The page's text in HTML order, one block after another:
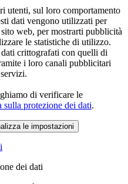
utenti, sul loro comportamento
dati vengono utilizzati per
web, per mostrarti pubblicità
le statistiche di utilizzo.
crittografati con quelli di
i loro canali pubblicitari
di verificare le
sulla protezione dei dati.
le impostazioni
dei dati